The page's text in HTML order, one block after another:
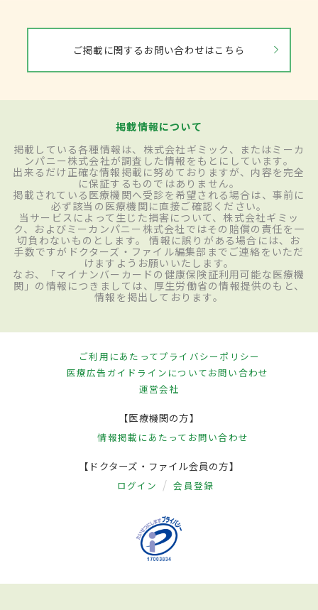
ご掲載に関するお問い合わせはこちら
掲載情報について
掲載している各種情報は、株式会社ギミック、またはミーカ
ンパニー株式会社が調査した情報をもとにしています。
出来るだけ正確な情報掲載に努めておりますが、内容を完全
に保証するものではありません。
掲載されている医療機関へ受診を希望される場合は、事前に
必ず該当の医療機関に直接ご確認ください。
当サービスによって生じた損害について、株式会社ギミッ
ク、およびミーカンパニー株式会社ではその賠償の責任を一
切負わないものとします。 情報に誤りがある場合には、お
手数ですがドクターズ・ファイル編集部までご連絡をいただ
けますようお願いいたします。
なお、「マイナンバーカードの健康保険証利用可能な医療機
関」の情報につきましては、厚生労働省の情報提供のもと、
情報を掲出しております。
ご利用にあたってプライバシーポリシー
医療広告ガイドラインについてお問い合わせ
運営会社
【医療機関の方】
情報掲載にあたって お問い合わせ
【ドクターズ・ファイル会員の方】
ログイン 会員登録